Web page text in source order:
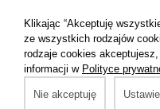
Massey Ferguson 8737
Massey Ferguson
Massey Ferguson
Massey Ferguson 8737
Klikając “Akceptuję
ze wszystkich rodzajów
rodzaje cookies akceptujesz,
informacji w Polityce
Nie akceptuję